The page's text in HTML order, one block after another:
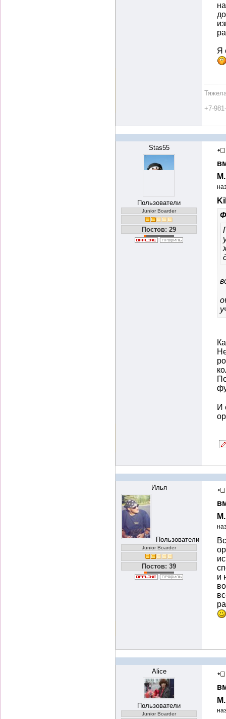
Я
+7-
Stas55
Пользователи
Junior Boarder
Постов: 29
И
Илья
Пользователи
Junior Boarder
Постов: 39
и
Alice
Пользователи
Junior Boarder